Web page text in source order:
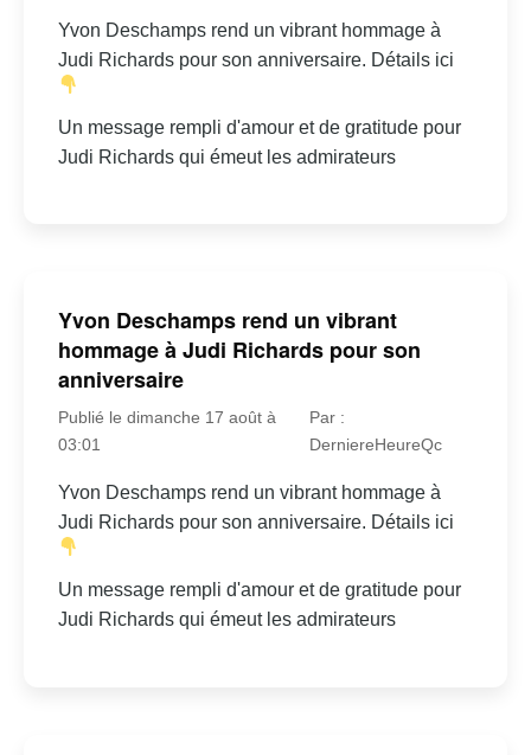
Yvon Deschamps rend un vibrant hommage à
Judi Richards pour son anniversaire. Détails ici
Un message rempli d'amour et de gratitude pour
Judi Richards qui émeut les admirateurs
Yvon Deschamps rend un vibrant
hommage à Judi Richards pour son
anniversaire
Publié le dimanche 17 août à
03:01
Par :
DerniereHeureQc
Yvon Deschamps rend un vibrant hommage à
Judi Richards pour son anniversaire. Détails ici
Un message rempli d'amour et de gratitude pour
Judi Richards qui émeut les admirateurs